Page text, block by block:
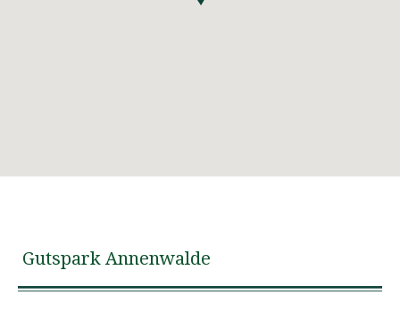
Gutspark Annenwalde